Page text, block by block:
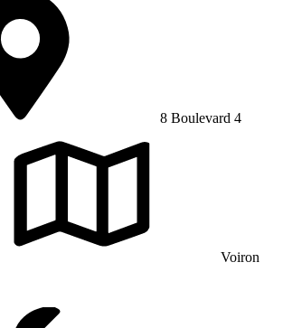
8 Boulevard 4
Voiron